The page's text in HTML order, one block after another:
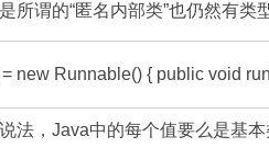
谓的“匿名内部类”也仍然有类
new Runnable() { public void
，Java中的每个值要么是基本